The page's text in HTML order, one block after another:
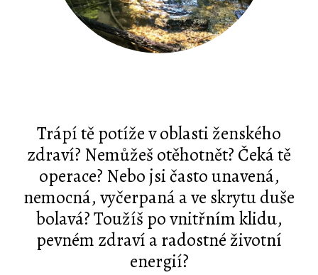
Trápí tě potíže v oblasti ženského
zdraví? Nemůžeš otěhotnět? Čeká tě
operace? Nebo jsi často unavená,
nemocná, vyčerpaná a ve skrytu duše
bolavá? Toužíš po vnitřním klidu,
pevném zdraví a radostné životní
energií?